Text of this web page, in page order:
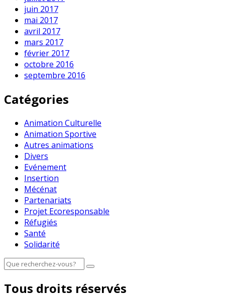
juin 2017
mai 2017
avril 2017
mars 2017
février 2017
octobre 2016
septembre 2016
Catégories
Animation Culturelle
Animation Sportive
Autres animations
Divers
Evénement
Insertion
Mécénat
Partenariats
Projet Ecoresponsable
Réfugiés
Santé
Solidarité
Tous droits réservés